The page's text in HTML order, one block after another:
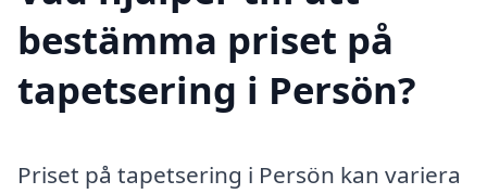
bestämma priset på
tapetsering i Persön?
Priset på tapetsering i Persön kan variera